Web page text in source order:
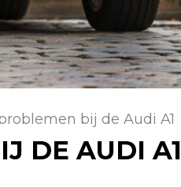
bij de Audi A1
DE AUDI A1